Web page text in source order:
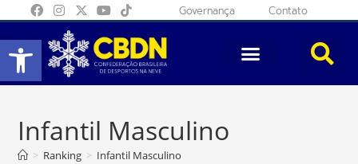
Abrir a barra de ferramentas
Governança Contato
Infantil Masculino
> Ranking > Infantil Masculino